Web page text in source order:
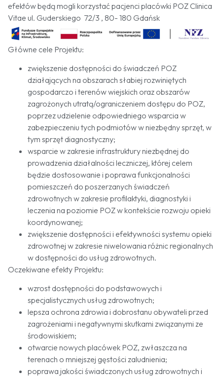
efektów będą mogli korzystać pacjenci placówki POZ Clinica
Vitae ul. Guderskiego 72/3 , 80- 180 Gdańsk
Główne cele Projektu:
zwiększenie dostępności do świadczeń POZ
działających na obszarach słabiej rozwiniętych
gospodarczo i terenów wiejskich oraz obszarów
zagrożonych utratą/ograniczeniem dostępu do POZ,
poprzez udzielenie odpowiedniego wsparcia w
zabezpieczeniu tych podmiotów w niezbędny sprzęt, w
tym sprzęt diagnostyczny;
wsparcie w zakresie infrastruktury niezbędnej do
prowadzenia działalności leczniczej, której celem
będzie dostosowanie i poprawa funkcjonalności
pomieszczeń do poszerzanych świadczeń
zdrowotnych w zakresie profilaktyki, diagnostyki i
leczenia na poziomie POZ w kontekście rozwoju opieki
koordynowanej;
zwiększenie dostępności i efektywności systemu opieki
zdrowotnej w zakresie niwelowania różnic regionalnych
w dostępności do usług zdrowotnych.
Oczekiwane efekty Projektu:
wzrost dostępności do podstawowych i
specjalistycznych usług zdrowotnych;
lepsza ochrona zdrowia i dobrostanu obywateli przed
zagrożeniami i negatywnymi skutkami związanymi ze
środowiskiem;
otwarcie nowych placówek POZ, zwłaszcza na
terenach o mniejszej gęstości zaludnienia;
poprawa jakości świadczonych usług zdrowotnych i